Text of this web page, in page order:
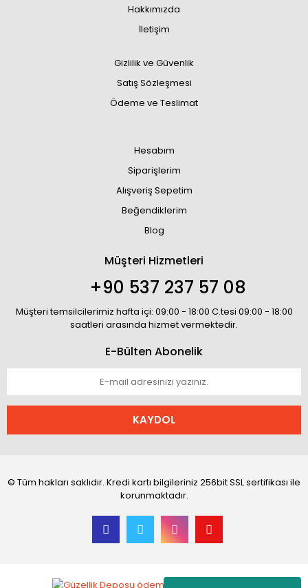
Hakkımızda
İletişim
Gizlilik ve Güvenlik
Satış Sözleşmesi
Ödeme ve Teslimat
Hesabım
Siparişlerim
Alışveriş Sepetim
Beğendiklerim
Blog
Müşteri Hizmetleri
+90 537 237 57 08
Müşteri temsilcilerimiz hafta içi: 09:00 - 18:00 C.tesi 09:00 - 18:00
saatleri arasında hizmet vermektedir.
E-Bülten Abonelik
KAYDOL
© Tüm hakları saklıdır. Kredi kartı bilgileriniz 256bit SSL sertifikası ile
korunmaktadır.